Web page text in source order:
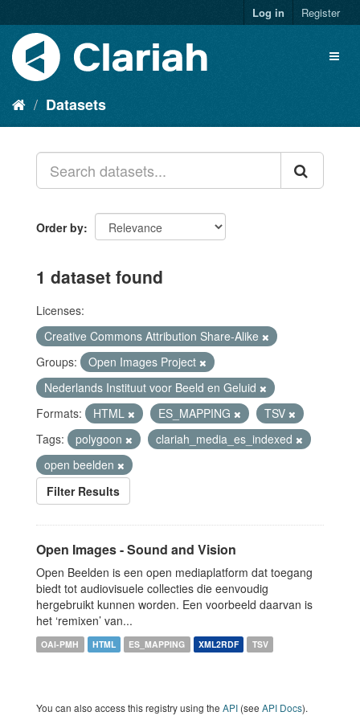
Log in Register
Datasets
Order by
1 dataset found
Licenses:
Creative Commons Attribution Share-Alike
Groups:
Open Images Project
Nederlands Instituut voor Beeld en Geluid
Formats:
HTML ES_MAPPING
TSV
Tags:
polygoon
clariah_media_es_indexed
open beelden
Filter Results
Open Images - Sound and Vision
Open Beelden is een open mediaplatform dat toegang
biedt tot audiovisuele collecties die eenvoudig
hergebruikt kunnen worden. Een voorbeeld daarvan is
het ‘remixen’ van...
OAI-PMH HTML ES_MAPPING XML2RDF TSV
You can also access this registry using the API (see API Docs).